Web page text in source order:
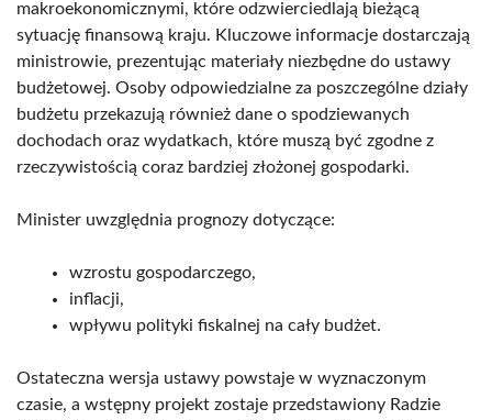
makroekonomicznymi, które odzwierciedlają bieżącą
sytuację finansową kraju. Kluczowe informacje dostarczają
ministrowie, prezentując materiały niezbędne do ustawy
budżetowej. Osoby odpowiedzialne za poszczególne działy
budżetu przekazują również dane o spodziewanych
dochodach oraz wydatkach, które muszą być zgodne z
rzeczywistością coraz bardziej złożonej gospodarki.
Minister uwzględnia prognozy dotyczące:
wzrostu gospodarczego,
inflacji,
wpływu polityki fiskalnej na cały budżet.
Ostateczna wersja ustawy powstaje w wyznaczonym
czasie, a wstępny projekt zostaje przedstawiony Radzie